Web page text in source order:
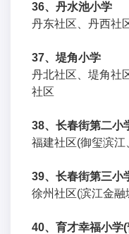
36、丹水池小学
丹东社区、丹西社
37、堤角小学
丹北社区、堤角社
社区
38、长春街第二小
福建社区(御玺滨
39、长春街第三小
徐州社区(滨江金融
40、育才幸福小学